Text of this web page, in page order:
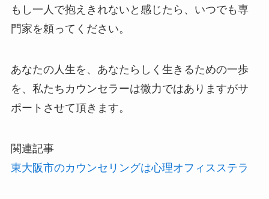
もし一人で抱えきれないと感じたら、いつでも専
門家を頼ってください。
あなたの人生を、あなたらしく生きるための一歩
を、私たちカウンセラーは微力ではありますがサ
ポートさせて頂きます。
関連記事
東大阪市のカウンセリングは心理オフィスステラ